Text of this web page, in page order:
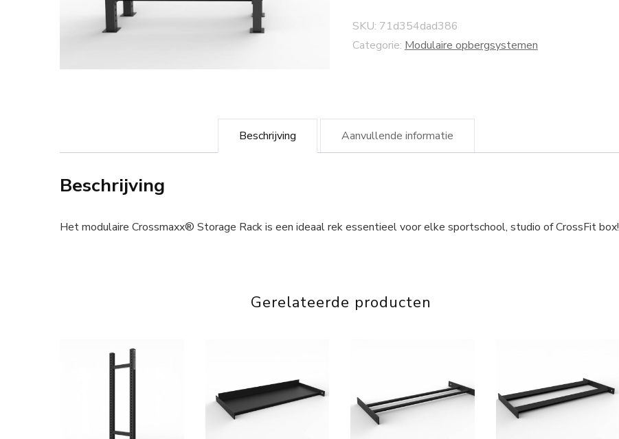
SKU: 71d354dad386
Categorie: Modulaire opbergsystemen
Beschrijving Aanvullende informatie
Beschrijving
Het modulaire Crossmaxx® Storage Rack is een ideaal rek essentieel voor elke sportschool, studio of CrossFit box!
Gerelateerde producten